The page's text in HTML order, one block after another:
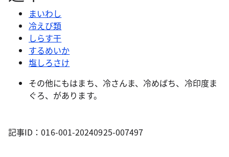
まいわし
冷えび類
しらす干
するめいか
塩しろさけ
その他にもはまち、冷さんま、冷めばち、冷印度ま
ぐろ、があります。
記事ID：016-001-20240925-007497